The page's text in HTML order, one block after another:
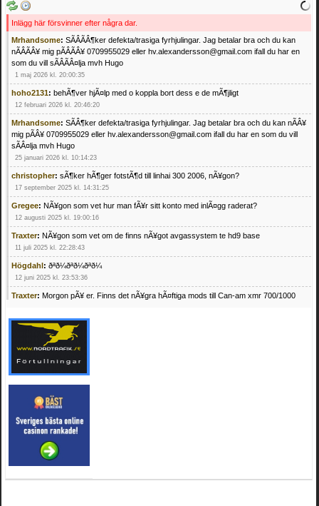
Inlägg här försvinner efter några dar.
Mrhandsome: SÃÂÃÂ¶ker defekta/trasiga fyrhjulingar. Jag betalar bra och du kan
nÃÂÃÂ¥ mig pÃÂÃÂ¥ 0709955029 eller hv.alexandersson@gmail.com ifall du har en
som du vill sÃÂÃÂ¤lja mvh Hugo
1 maj 2026 kl. 20:00:35
hoho2131: behÃ¶ver hjÃ¤lp med o koppla bort dess e de mÃ¶jligt
12 februari 2026 kl. 20:46:20
Mrhandsome: SÃÂ¶ker defekta/trasiga fyrhjulingar. Jag betalar bra och du kan nÃÂ¥
mig pÃÂ¥ 0709955029 eller hv.alexandersson@gmail.com ifall du har en som du vill
sÃÂ¤lja mvh Hugo
25 januari 2026 kl. 10:14:23
christopher: sÃ¶ker hÃ¶ger fotstÃ¶d till linhai 300 2006, nÃ¥gon?
17 september 2025 kl. 14:31:25
Gregee: NÃ¥gon som vet hur man fÃ¥r sitt konto med inlÃ¤gg raderat?
12 augusti 2025 kl. 19:00:16
Traxter: NÃ¥gon som vet om de finns nÃ¥got avgassystem te hd9 base
11 juli 2025 kl. 22:28:43
Högdahl: ðªð¼ðªð¼ðªð¼
12 juni 2025 kl. 23:53:36
Traxter: Morgon pÃ¥ er. Finns det nÃ¥gra hÃ¤ftiga mods till Can-am xmr 700/1000
Mrhandsome:SÃ¶ker defekta/trasiga fyrhjulingar. Jag betalar bra och du kan nÃ¥ mig
pÃ¥ 0709955029 eller hv.alexandersson@gmail.com ifall du har en som du vill sÃ¤lja
mvh Hugo
21 februari 2025 kl. 09:25:52
Oscar5:NÃ¥gon som vet vad man kan begÃ¤ra fÃ¶r en Honda TRX 350 FE 2005
4 februari 2025 kl. 19:20:50
Oscar5:44
4 februari 2025 kl. 19:15:36
Greger59:NÃ¤gon som vet har en Cetek 500 EFI
15 januari 2025 kl. 23:49:44
Mrhandsome:SÃÂ¶ker defekta/trasiga fyrhjulingar. Jag betalar bra och du kan nÃÂ¥